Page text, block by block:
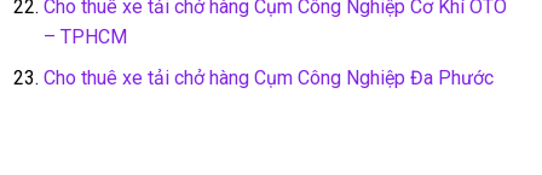
Cho thuê xe tải chở hàng Cụm Công Nghiệp Cơ Khí OTO
– TPHCM
Cho thuê xe tải chở hàng Cụm Công Nghiệp Đa Phước